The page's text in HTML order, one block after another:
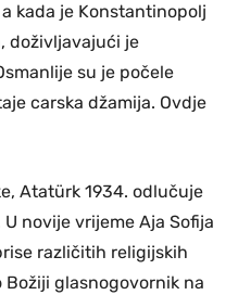
kada je Konstantinopolj
doživljavajući je
su je počele
carska džamija. Ovdje
Atatürk 1934. odlučuje
novije vrijeme Aja Sofija
različitih religijskih
glasnogovornik na